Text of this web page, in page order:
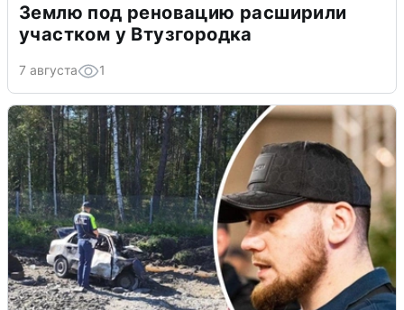
Землю под реновацию расширили
участком у Втузгородка
7 августа 1